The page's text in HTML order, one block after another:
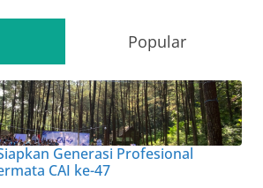
Popular
Generasi Profesional
CAI ke-47